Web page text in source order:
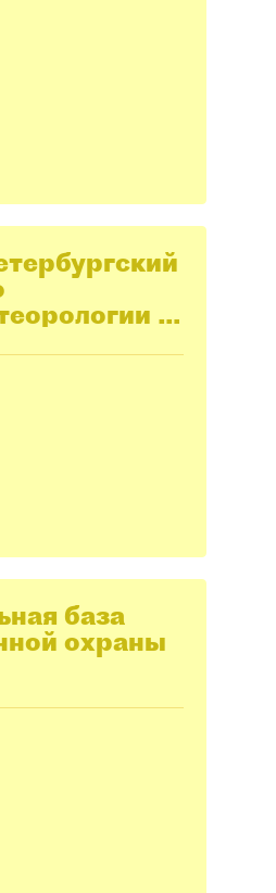
и
среды с
база
охраны